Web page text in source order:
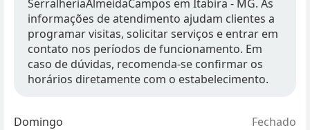
SerralheriaAlmeidaCampos em Itabira - MG. As
informações de atendimento ajudam clientes a
programar visitas, solicitar serviços e entrar em
contato nos períodos de funcionamento. Em
caso de dúvidas, recomenda-se confirmar os
horários diretamente com o estabelecimento.
Domingo
Fechado